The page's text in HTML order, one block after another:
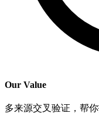
Our Value
多来源交叉验证，帮